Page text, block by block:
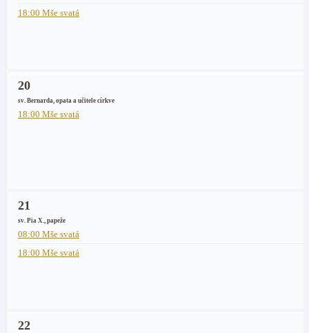
18:00 Mše svatá
20
sv. Bernarda, opata a učitele církve
18:00 Mše svatá
21
sv. Pia X., papeže
08:00 Mše svatá
18:00 Mše svatá
22